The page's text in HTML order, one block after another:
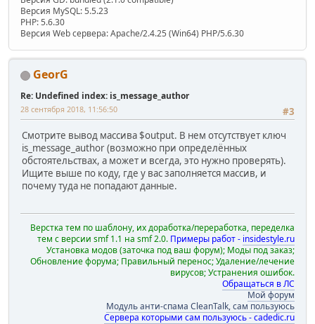
Версия MySQL: 5.5.23
PHP: 5.6.30
Версия Web сервера: Apache/2.4.25 (Win64) PHP/5.6.30
GeorG
Re: Undefined index: is_message_author
#3
28 сентября 2018, 11:56:50
Смотрите вывод массива $output. В нем отсутствует ключ
is_message_author (возможно при определённых
обстоятельствах, а может и всегда, это нужно проверять).
Ищите выше по коду, где у вас заполняется массив, и
почему туда не попадают данные.
Верстка тем по шаблону, их доработка/переработка, переделка
тем с версии smf 1.1 на smf 2.0. Примеры работ - insidestyle.ru
Установка модов (заточка под ваш форум); Моды под заказ;
Обновление форума; Правильный перенос; Удаление/лечение
вирусов; Устранения ошибок.
Обращаться в ЛС
Мой форум
Модуль анти-спама CleanTalk, сам пользуюсь
Сервера которыми сам пользуюсь - cadedic.ru